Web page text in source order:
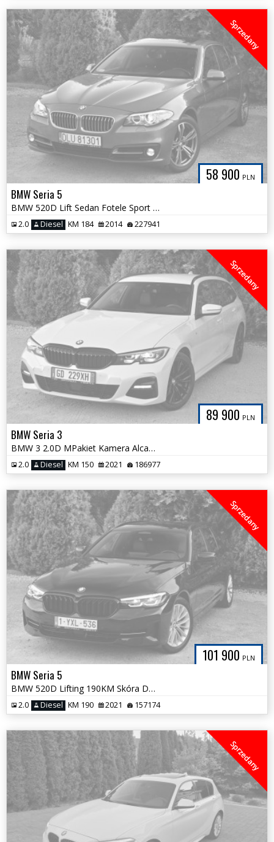
58 900 PLN
Sprzedany
BMW Seria 5
BMW 520D Lift Sedan Fotele Sport HAK Duża Navi Skóra Śliczny Kolor
2.0 Diesel KM 184 2014 227941
89 900 PLN
Sprzedany
BMW Seria 3
BMW 3 2.0D MPakiet Kamera Alcantara Aktywny Tempomat Perła Śliczna
2.0 Diesel KM 150 2021 186977
101 900 PLN
Sprzedany
BMW Seria 5
BMW 520D Lifting 190KM Skóra Duża Navi Śliczne Wnętrze Tyko 157tys km
2.0 Diesel KM 190 2021 157174
Sprzedany